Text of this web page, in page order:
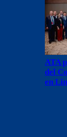
ATA
del
en